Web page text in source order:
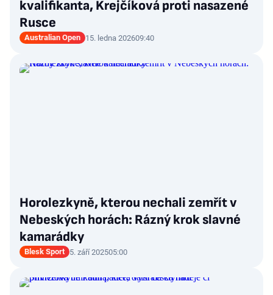
kvalifikanta, Krejčíková proti nasazené
Rusce
Australian Open 15. ledna 202609:40
Horolezkyně, kterou nechali zemřít v
Nebeských horách: Rázný krok slavné
kamarádky
Blesk Sport 5. září 202505:00